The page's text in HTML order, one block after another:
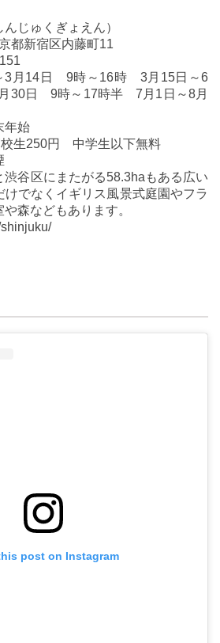
じゅくぎょえん）
都新宿区内藤町11
3月14日 9時～16時 3月15日～6
30日 9時～17時半 7月1日～8月
年始
生250円 中学生以下無料
渋谷区にまたがる58.3haもある広い
けでなくイギリス風景式庭園やフラ
森などもあります。
post on Instagram